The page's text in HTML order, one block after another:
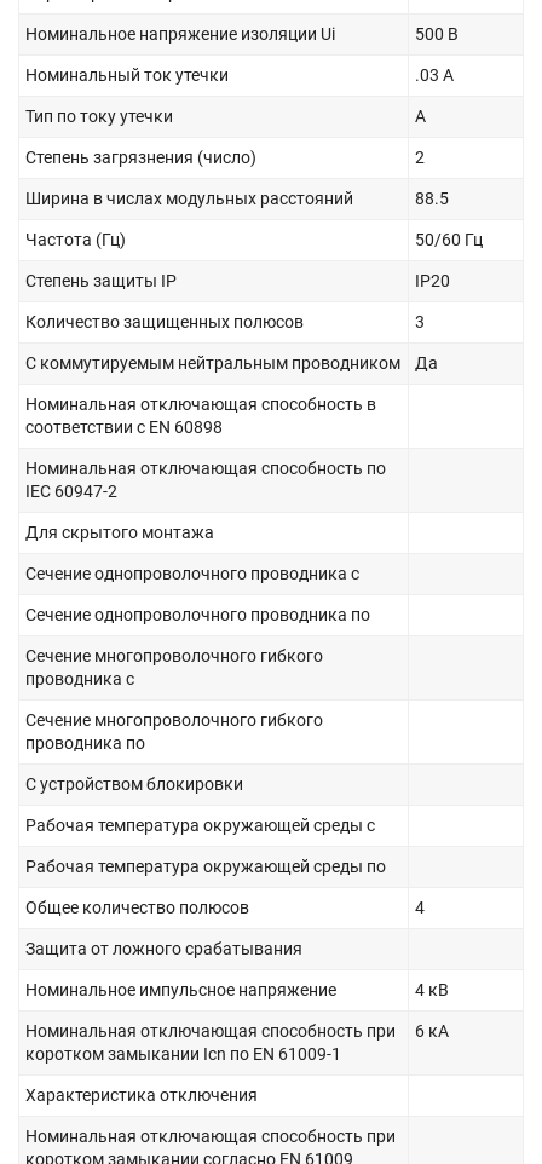
Номинальное напряжение изоляции Ui 500 В
Номинальный ток утечки .03 А
Тип по току утечки A
Степень загрязнения (число) 2
Ширина в числах модульных расстояний 88.5
Частота (Гц) 50/60 Гц
Степень защиты IP IP20
Количество защищенных полюсов 3
С коммутируемым нейтральным проводником Да
Номинальная отключающая способность в
соответствии с EN 60898
Номинальная отключающая способность по
IEC 60947-2
Для скрытого монтажа
Сечение однопроволочного проводника с
Сечение однопроволочного проводника по
Сечение многопроволочного гибкого
проводника с
Сечение многопроволочного гибкого
проводника по
С устройством блокировки
Рабочая температура окружающей среды с
Рабочая температура окружающей среды по
Общее количество полюсов 4
Защита от ложного срабатывания
Номинальное импульсное напряжение 4 кВ
Номинальная отключающая способность при
коротком замыкании Icn по EN 61009-1
6 кА
Характеристика отключения
Номинальная отключающая способность при
коротком замыкании согласно EN 61009